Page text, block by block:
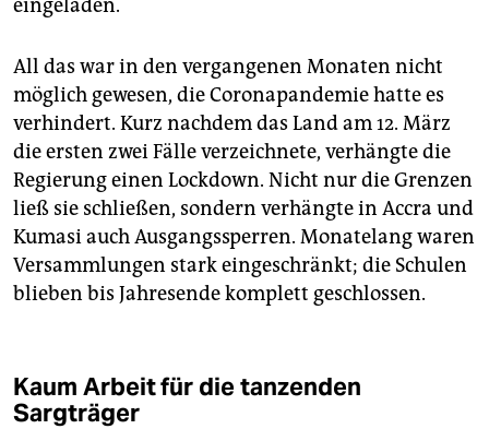
eingeladen.
All das war in den vergangenen Monaten nicht
möglich gewesen, die Coronapandemie hatte es
verhindert. Kurz nachdem das Land am 12. März
die ersten zwei Fälle verzeichnete, verhängte die
Regierung einen Lockdown. Nicht nur die Grenzen
ließ sie schließen, sondern verhängte in Accra und
Kumasi auch Ausgangssperren. Monatelang waren
Versammlungen stark eingeschränkt; die Schulen
blieben bis Jahresende komplett geschlossen.
Kaum Arbeit für die tanzenden
Sargträger